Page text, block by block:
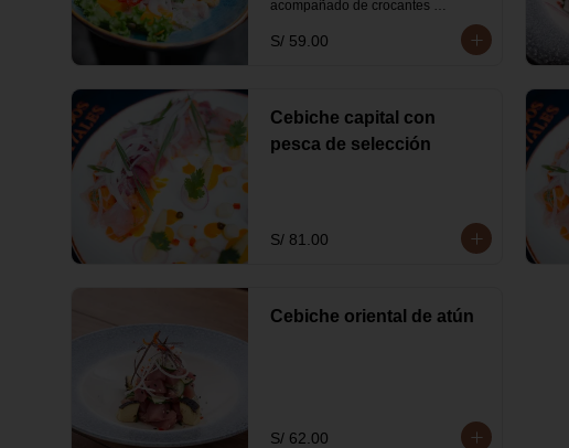
acompañado de crocantes
S/ 59.00
Cebiche capital con
pesca de selección
S/ 81.00
Cebiche oriental de atún
S/ 62.00